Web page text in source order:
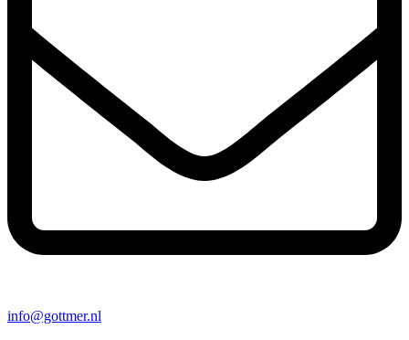
info@gottmer.nl